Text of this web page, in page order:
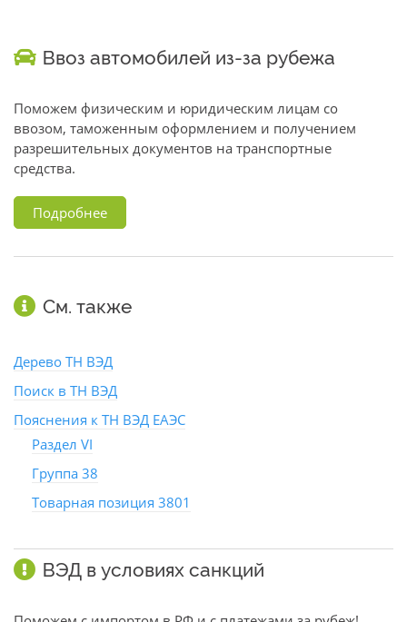
Ввоз автомобилей из-за рубежа
Поможем физическим и юридическим лицам со
ввозом, таможенным оформлением и получением
разрешительных документов на транспортные
средства.
Подробнее
См. также
Дерево ТН ВЭД
Поиск в ТН ВЭД
Пояснения к ТН ВЭД ЕАЭС
Раздел VI
Группа 38
Товарная позиция 3801
ВЭД в условиях санкций